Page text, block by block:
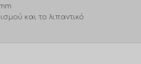
και το λιπαντικό